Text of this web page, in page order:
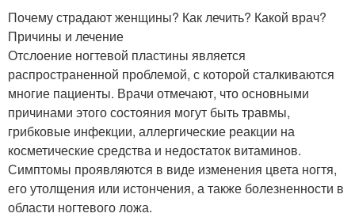
Почему страдают женщины? Как лечить? Какой врач?
Причины и лечение
Отслоение ногтевой пластины является
распространенной проблемой, с которой сталкиваются
многие пациенты. Врачи отмечают, что основными
причинами этого состояния могут быть травмы,
грибковые инфекции, аллергические реакции на
косметические средства и недостаток витаминов.
Симптомы проявляются в виде изменения цвета ногтя,
его утолщения или истончения, а также болезненности в
области ногтевого ложа.